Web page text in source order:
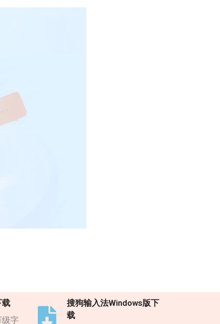
载
级字
搜狗输入法Windows版下
载